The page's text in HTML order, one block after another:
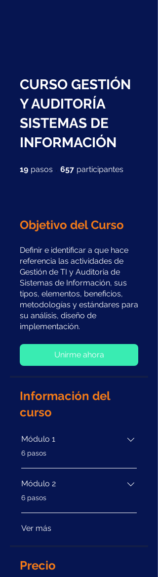
CURSO GESTIÓN
Y AUDITORÍA
SISTEMAS DE
INFORMACIÓN
19 pasos 19 pasos
657 participantes
Objetivo del Curso
Definir e identificar a que hace
referencia las actividades de
Gestión de TI y Auditoria de
Sistemas de Información, sus
tipos, elementos, beneficios,
metodologías y estándares para
su análisis, diseño de
implementación.
Unirme ahora
Información del
curso
Módulo 1
.6 pasos
Módulo 2
.6 pasos
Ver más
Precio